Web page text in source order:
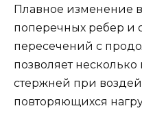
Плавное изменение
поперечных ребер и
пересечений с
позволяет
стержней при
повторяющихся